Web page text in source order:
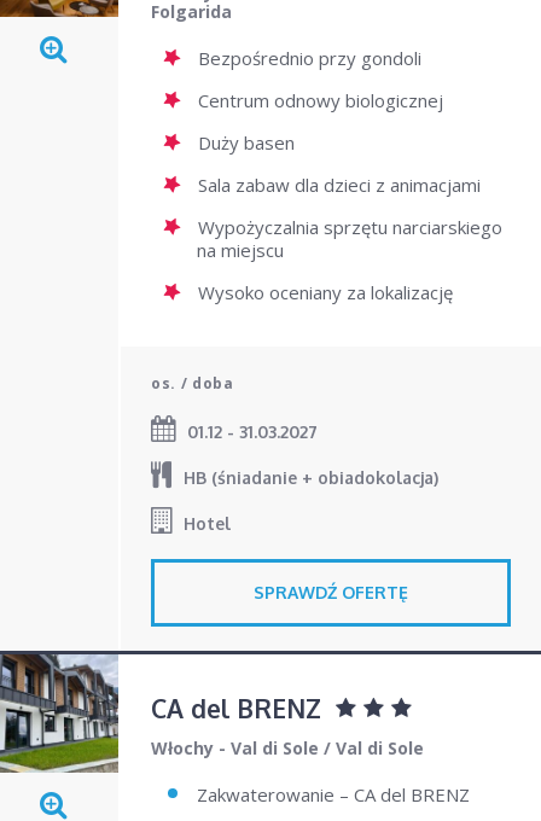
Folgarida
Bezpośrednio przy gondoli
Centrum odnowy biologicznej
Duży basen
Sala zabaw dla dzieci z animacjami
Wypożyczalnia sprzętu narciarskiego
na miejscu
Wysoko oceniany za lokalizację
os. / doba
01.12 - 31.03.2027
HB (śniadanie + obiadokolacja)
Hotel
SPRAWDŹ OFERTĘ
CA del BRENZ
Włochy - Val di Sole / Val di Sole
Zakwaterowanie – CA del BRENZ